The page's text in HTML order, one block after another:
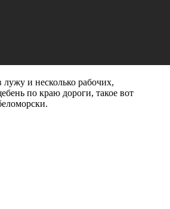
и несколько рабочих,
по краю дороги, такое вот